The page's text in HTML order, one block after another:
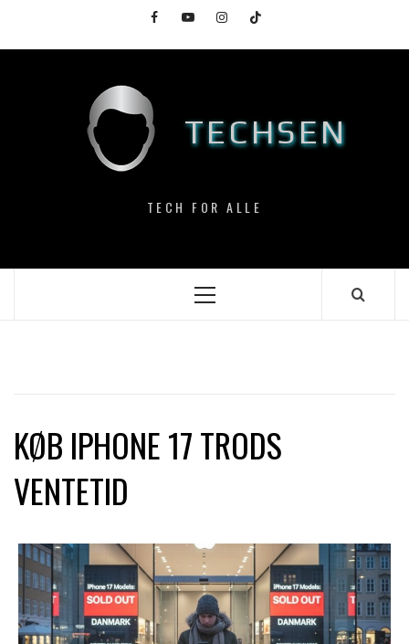
content
FacebookYouTubeInstagramTikTok
TECHSEN
TECH FOR ALLE
Primary
KØB IPHONE 17 TRODS
VENTETID